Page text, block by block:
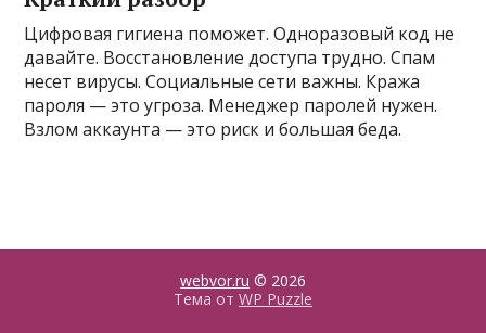
Цифровая гигиена поможет. Одноразовый код не
давайте. Восстановление доступа трудно. Спам
несет вирусы. Социальные сети важны. Кража
пароля — это угроза. Менеджер паролей нужен.
Взлом аккаунта — это риск и большая беда.
webvor.ru © 2026
Тема от WP Puzzle